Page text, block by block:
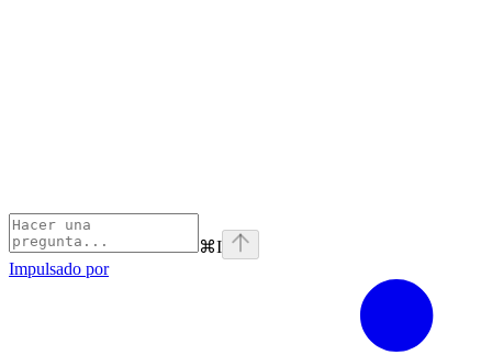
⌘I
Impulsado por